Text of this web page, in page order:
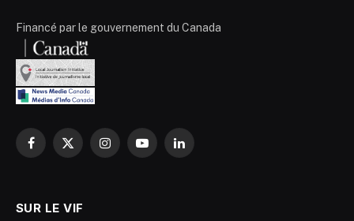
Financé par le gouvernement du Canada
Facebook
X
InstagramYouTubeLinkedIn
SUR LE VIF